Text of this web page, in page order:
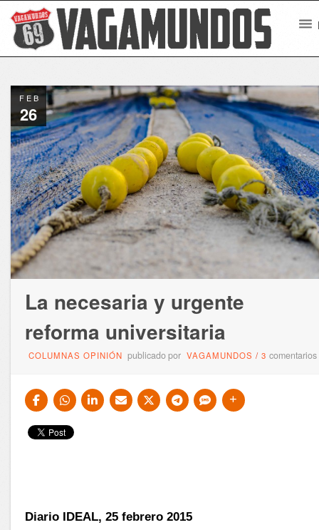
FEB
26
La necesaria y urgente
reforma universitaria
COLUMNAS OPINIÓN publicado por VAGAMUNDOS /3comentarios
Diario IDEAL, 25 febrero 2015